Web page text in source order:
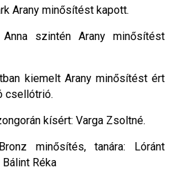
Arany minősítést kapott.
szintén Arany minősítést
kiemelt Arany minősítést ért
csellótrió.
kísért: Varga Zsoltné.
minősítés, tanára: Lóránt
Réka